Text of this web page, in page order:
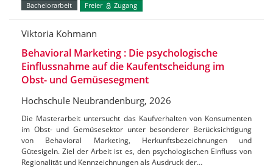
Bachelorarbeit Freier Zugang
Viktoria Kohmann
Behavioral Marketing : Die psychologische
Einflussnahme auf die Kaufentscheidung im
Obst- und Gemüsesegment
Hochschule Neubrandenburg, 2026
Die Masterarbeit untersucht das Kaufverhalten von Konsumenten
im Obst- und Gemüsesektor unter besonderer Berücksichtigung
von Behavioral Marketing, Herkunftsbezeichnungen und
Gütesigeln. Ziel der Arbeit ist es, den psychologischen Einfluss von
Regionalität und Kennzeichnungen als Ausdruck der…